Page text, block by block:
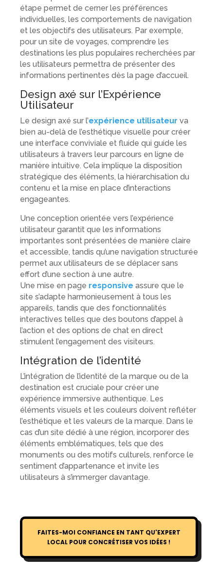
étape permet de cerner les préférences
individuelles, les comportements de navigation
et les objectifs des utilisateurs. Par exemple,
pour un site de voyages, comprendre les
destinations les plus populaires recherchées par
les utilisateurs permettra de présenter des
informations pertinentes dès la page d’accueil.
Design axé sur l’Expérience
Utilisateur
Le design axé sur l’expérience utilisateur va
bien au-delà de l’esthétique visuelle pour créer
une interface conviviale et fluide qui guide les
utilisateurs à travers leur parcours en ligne de
manière intuitive. Cela implique la disposition
stratégique des éléments, la hiérarchisation du
contenu et la mise en place d’interactions
engageantes.
Une conception orientée vers l’expérience
utilisateur garantit que les informations
importantes sont présentées de manière claire
et accessible, tandis qu’une navigation structurée
permet aux utilisateurs de se déplacer sans
effort d’une section à une autre.
Une mise en page responsive assure que le
site s’adapte harmonieusement à tous les
appareils, tandis que des fonctionnalités
interactives telles que des boutons d’appel à
l’action et des options de chat en direct
stimulent l’engagement des visiteurs.
Intégration de l’identité
L’intégration de l’identité de la marque ou de la
destination est cruciale pour créer une
expérience immersive authentique. Les
éléments visuels et les couleurs doivent refléter
l’esthétique et les valeurs de la marque. Dans le
cas d’un site dédié à une région, incorporer des
éléments emblématiques, tels que des
monuments ou des motifs culturels, renforce le
sentiment d’appartenance et invite les
utilisateurs à s’immerger davantage.
FAITES-MOI CONFIANCE EN TANT QU'EXPERT
LOCAL POUR CONCRÉTISER VOS IDÉES !